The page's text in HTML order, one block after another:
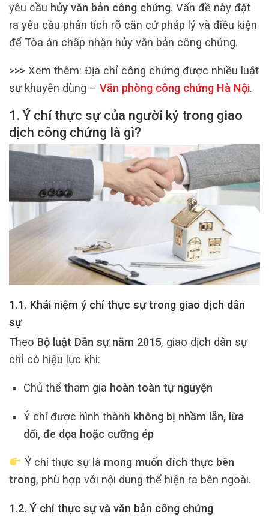
yêu cầu hủy văn bản công chứng. Vấn đề này đặt
ra yêu cầu phân tích rõ căn cứ pháp lý và điều kiện
để Tòa án chấp nhận hủy văn bản công chứng.
>>> Xem thêm: Địa chỉ công chứng được nhiều luật
sư khuyên dùng – Văn phòng công chứng Hà Nội.
1. Ý chí thực sự của người ký trong giao
dịch công chứng là gì?
1.1. Khái niệm ý chí thực sự trong giao dịch dân
sự
Theo Bộ luật Dân sự năm 2015, giao dịch dân sự
chỉ có hiệu lực khi:
Chủ thể tham gia hoàn toàn tự nguyện
Ý chí được hình thành không bị nhầm lẫn, lừa
dối, đe dọa hoặc cưỡng ép
Ý chí thực sự là mong muốn đích thực bên
trong, phù hợp với nội dung thể hiện ra bên ngoài.
1.2. Ý chí thực sự và văn bản công chứng